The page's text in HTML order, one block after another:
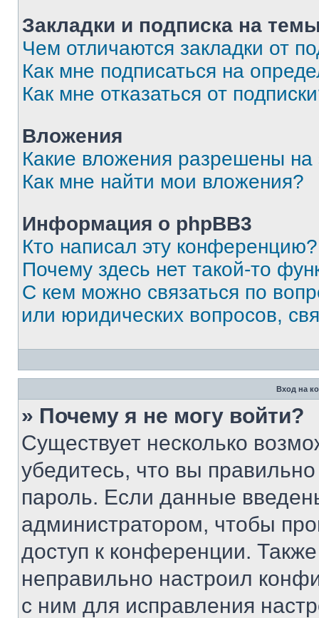
Закладки и подписка на
Чем отличаются закладки от
Как мне подписаться на
Как мне отказаться от
Вложения
Какие вложения разрешены
Как мне найти мои вложения?
Информация о phpBB3
Кто написал эту конференцию?
Почему здесь нет такой-то
С кем можно связаться по
или юридических вопросов,
Вход на
» Почему я не могу войти?
Существует несколько
убедитесь, что вы
пароль. Если данные
администратором, чтобы
доступ к конференции.
неправильно настроил
с ним для исправления